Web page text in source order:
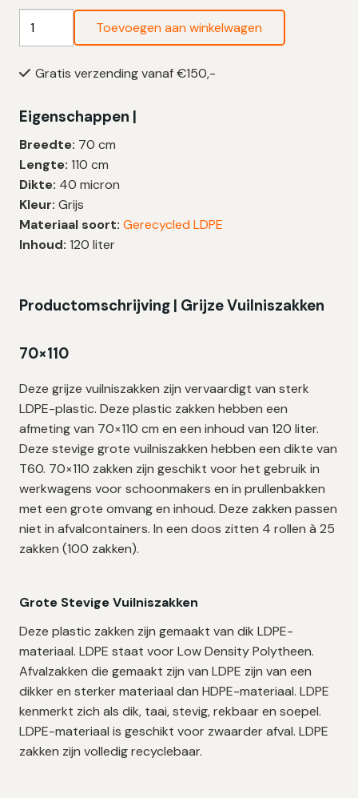
prijs
€23,90.
prijs
is:
€19,15.
Liter
LDPE
|
T60
|
70×110
cm
–
aantal
Toevoegen aan winkelwagen
Gratis verzending vanaf €150,-
Eigenschappen |
Breedte: 70 cm
Lengte: 110 cm
Dikte: 40 micron
Kleur: Grijs
Materiaal soort: Gerecycled LDPE
Inhoud: 120 liter
Productomschrijving | Grijze Vuilniszakken
70×110
Deze grijze vuilniszakken zijn vervaardigt van sterk
LDPE-plastic. Deze plastic zakken hebben een
afmeting van 70×110 cm en een inhoud van 120 liter.
Deze stevige grote vuilniszakken hebben een dikte van
T60. 70×110 zakken zijn geschikt voor het gebruik in
werkwagens voor schoonmakers en in prullenbakken
met een grote omvang en inhoud. Deze zakken passen
niet in afvalcontainers. In een doos zitten 4 rollen à 25
zakken (100 zakken).
Grote Stevige Vuilniszakken
Deze plastic zakken zijn gemaakt van dik LDPE-
materiaal. LDPE staat voor Low Density Polytheen.
Afvalzakken die gemaakt zijn van LDPE zijn van een
dikker en sterker materiaal dan HDPE-materiaal. LDPE
kenmerkt zich als dik, taai, stevig, rekbaar en soepel.
LDPE-materiaal is geschikt voor zwaarder afval. LDPE
zakken zijn volledig recyclebaar.